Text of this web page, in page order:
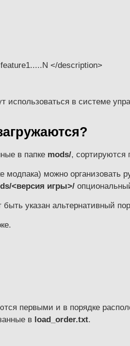
</description>
использоваться в системе
в папке mods/, сортируются
можно организовать
<версия игры>/
указан альтернативный
первыми и в порядке
в load_order.txt.